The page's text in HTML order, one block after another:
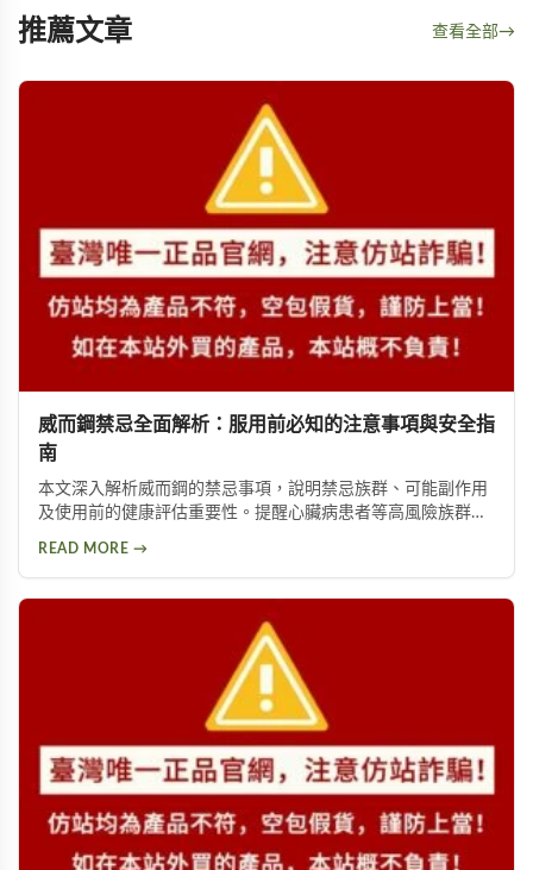
推薦文章 查看全部→
威而鋼禁忌全面解析：服用前必知的注意事項與安全指
南
本文深入解析威而鋼的禁忌事項，說明禁忌族群、可能副作用
及使用前的健康評估重要性。提醒心臟病患者等高風險族群應
READ MORE →